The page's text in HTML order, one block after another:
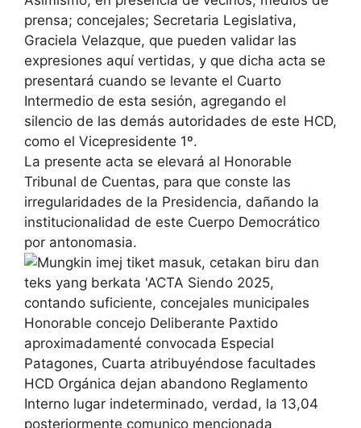
prensa; concejales; Secretaria Legislativa,
Graciela Velazque, que pueden validar las
expresiones aquí vertidas, y que dicha acta se
presentará cuando se levante el Cuarto
Intermedio de esta sesión, agregando el
silencio de las demás autoridades de este HCD,
como el Vicepresidente 1º.
La presente acta se elevará al Honorable
Tribunal de Cuentas, para que conste las
irregularidades de la Presidencia, dañando la
institucionalidad de este Cuerpo Democrático
por antonomasia.